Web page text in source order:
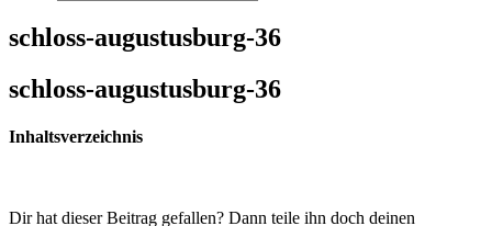
schloss-augustusburg-36
schloss-augustusburg-36
Inhaltsverzeichnis
Dir hat dieser Beitrag gefallen? Dann teile ihn doch deinen